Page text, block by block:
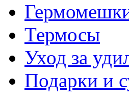
Термосы
Уход за
Подарки и